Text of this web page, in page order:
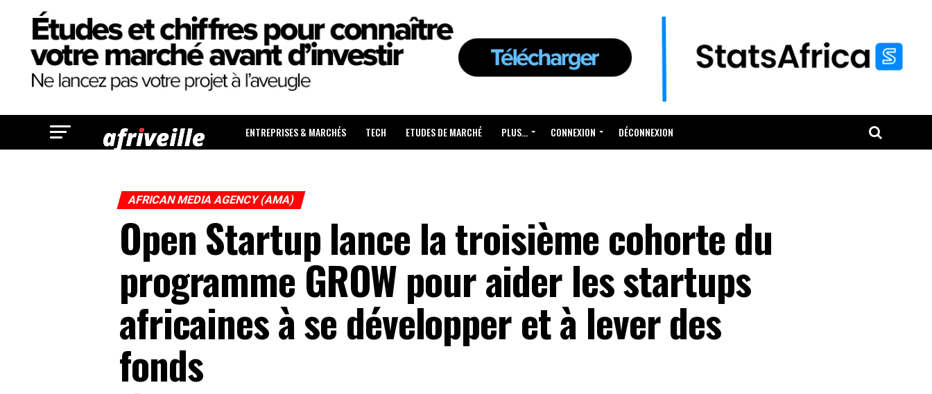
ENTREPRISES & MARCHÉS TECH ETUDES DE MARCHÉ PLUS… CONNEXION DÉCONNEXION
AFRICAN MEDIA AGENCY (AMA)
Open Startup lance la troisième cohorte du
programme GROW pour aider les startups
africaines à se développer et à lever des
fonds